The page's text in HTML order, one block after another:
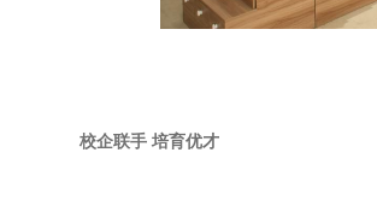
校企联手 培育优才